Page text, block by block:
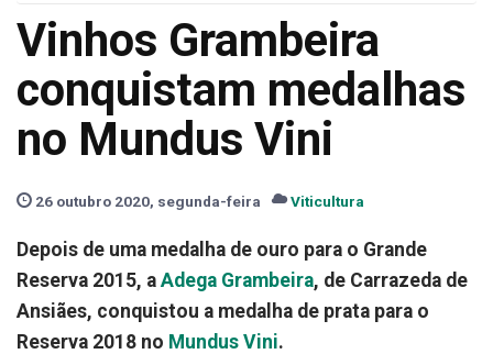
Vinhos Grambeira
conquistam medalhas
no Mundus Vini
26 outubro 2020, segunda-feira Viticultura
Depois de uma medalha de ouro para o Grande
Reserva 2015, a Adega Grambeira, de Carrazeda de
Ansiães, conquistou a medalha de prata para o
Reserva 2018 no Mundus Vini.